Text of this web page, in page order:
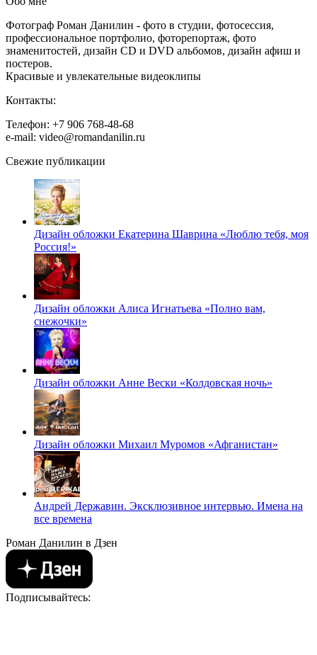
Фотограф Роман Данилин - фото в студии, фотосессия,
профессиональное портфолио, фоторепортаж, фото
знаменитостей, дизайн CD и DVD альбомов, дизайн афиш и
постеров.
Красивые и увлекательные видеоклипы
Контакты:
Телефон: +7 906 768-48-68
e-mail: video@romandanilin.ru
Свежие публикации
Дизайн обложки Екатерина Шаврина «Люблю тебя, моя
Россия!»
Дизайн обложки Алиса Игнатьева «Полно вам,
снежочки»
Дизайн обложки Анне Вески «Колдовская ночь»
Дизайн обложки Михаил Муромов «Афганистан»
Андрей Державин. Эксклюзивное интервью. Имена на
все времена
Роман Данилин в Дзен
Подписывайтесь: